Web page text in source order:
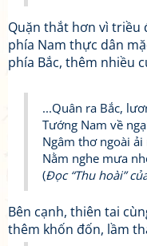
Quặn thắt hơn vì triều
phía Nam thực dân
phía Bắc, thêm nhiều
...Quân ra Bắc,
Tướng Nam về
Ngâm thơ ngoài
Nằm nghe mưa
(Đọc “Thu hoài”
Bên cạnh, thiên tai
thêm khốn đốn, lầm